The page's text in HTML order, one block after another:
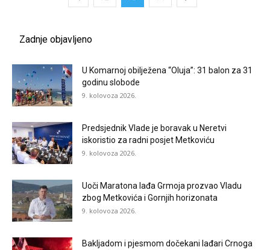
Zadnje objavljeno
U Komarnoj obilježena “Oluja”: 31 balon za 31
godinu slobode
9. kolovoza 2026.
Predsjednik Vlade je boravak u Neretvi
iskoristio za radni posjet Metkoviću
9. kolovoza 2026.
Uoči Maratona lađa Grmoja prozvao Vladu
zbog Metkovića i Gornjih horizonata
9. kolovoza 2026.
Bakljadom i pjesmom dočekani lađari Crnoga